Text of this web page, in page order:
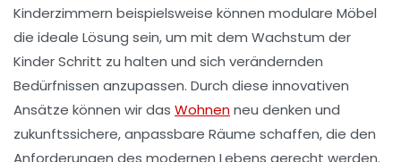
Kinderzimmern beispielsweise können modulare Möbel
die ideale Lösung sein, um mit dem Wachstum der
Kinder Schritt zu halten und sich verändernden
Bedürfnissen anzupassen. Durch diese innovativen
Ansätze können wir das Wohnenneu denken und
zukunftssichere, anpassbare Räume schaffen, die den
Anforderungen des modernen Lebens gerecht werden.